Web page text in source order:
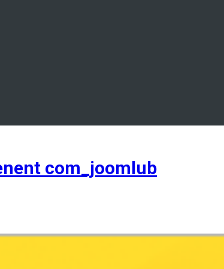
com_joomlub